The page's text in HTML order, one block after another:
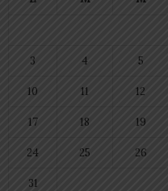
3 4 5
10 11 12
17 18 19
24 25 26
31